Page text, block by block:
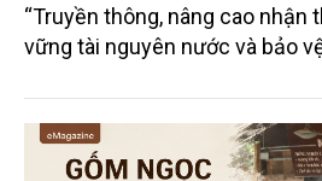
“Truyền thông, nâng cao nhận
vững tài nguyên nước và bảo
trường phối hợp với Sở Nông
tỉnh Lai Châu tổ chức ngày
hút sự tham gia của hơn 100